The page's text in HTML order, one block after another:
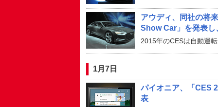
アウディ、同社の将
Show Car」を発表
2015年のCESは自動運
1月7日
パイオニア、「CES
表